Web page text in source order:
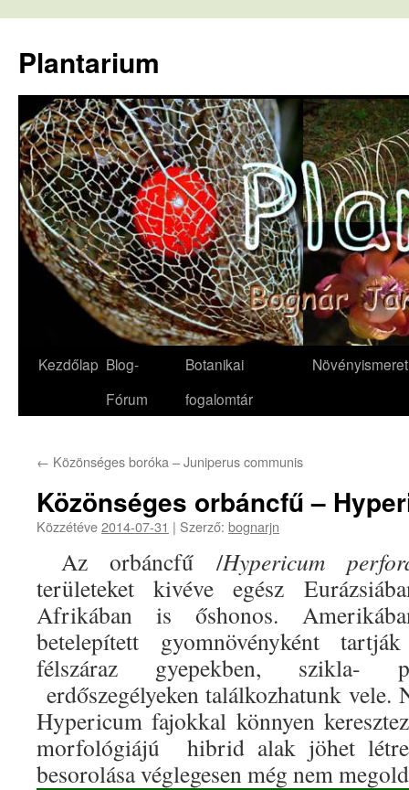
tartalomba
Plantarium
Kezdőlap Blog-
Fórum
Botanikai
fogalomtár
Növényismeret
← Közönséges boróka – Juniperus communis
Közönséges orbáncfű –
Közzétéve2014-07-31 | Szerző: bognarjn
Az orbáncfű /Hypericum
területeket kivéve egész
Afrikában is őshonos.
betelepített gyomnövényként
félszáraz gyepekben, szikla-
erdőszegélyeken találkozhatunk vele.
Hypericum fajokkal könnyen
morfológiájú hibrid alak jöhet
besorolása véglegesen még nem